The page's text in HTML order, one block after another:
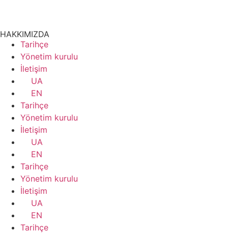
HAKKIMIZDA
Tarihçe
Yönetim kurulu
İletişim
UA
EN
Tarihçe
Yönetim kurulu
İletişim
UA
EN
Tarihçe
Yönetim kurulu
İletişim
UA
EN
Tarihçe